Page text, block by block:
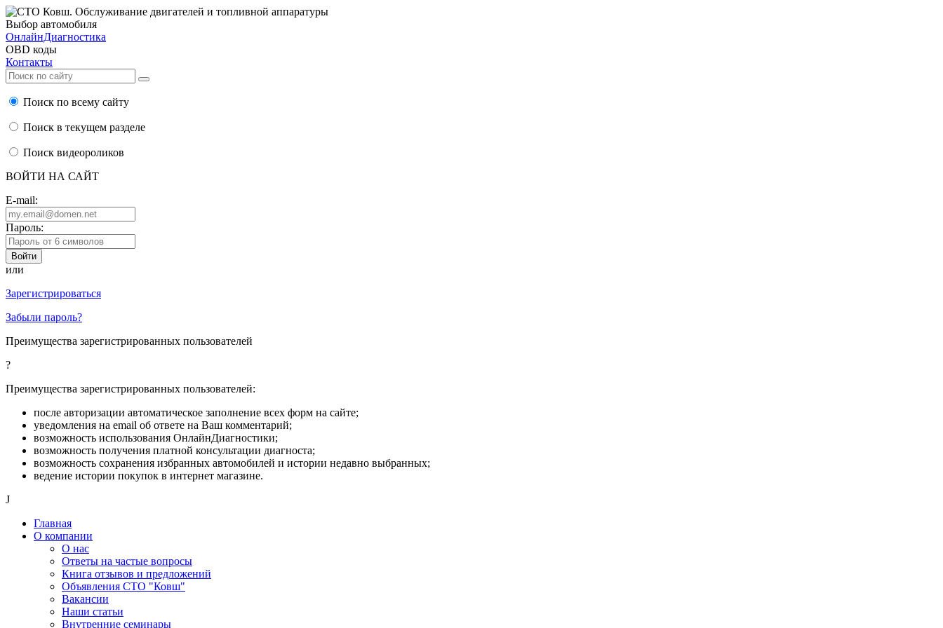
Выбор автомобиля
ОнлайнДиагностика
OBD коды
Контакты
Поиск по всему сайту
Поиск в текущем разделе
Поиск видеороликов
ВОЙТИ НА САЙТ
E-mail:
Пароль:
или
Зарегистрироваться
Забыли пароль?
Преимущества зарегистрированных пользователей
?
Преимущества зарегистрированных пользователей:
после авторизации автоматическое заполнение всех форм на сайте;
уведомления на email об ответе на Ваш комментарий;
возможность использования ОнлайнДиагностики;
возможность получения платной консультации диагноста;
возможность сохранения избранных автомобилей и истории недавно выбранных;
ведение истории покупок в интернет магазине.
J
Главная
О компании
О нас
Ответы на частые вопросы
Книга отзывов и предложений
Объявления СТО "Ковш"
Вакансии
Наши статьи
Внутренние семинары